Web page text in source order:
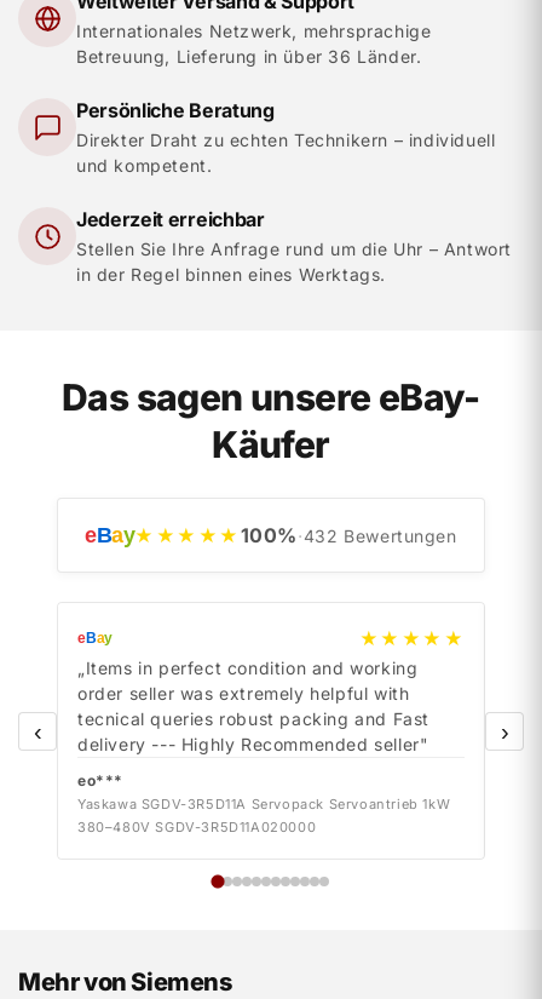
Internationales Netzwerk, mehrsprachige
Betreuung, Lieferung in über 36 Länder.
Persönliche Beratung
Direkter Draht zu echten Technikern – individuell
und kompetent.
Jederzeit erreichbar
Stellen Sie Ihre Anfrage rund um die Uhr – Antwort
in der Regel binnen eines Werktags.
Das sagen unsere eBay-
Käufer
eBay★★★★★ 100%·432 Bewertungen
‹
eBay ★★★★★
„Items in perfect condition and working
order seller was extremely helpful with
tecnical queries robust packing and Fast
delivery --- Highly Recommended seller"
eo***
Yaskawa SGDV-3R5D11A Servopack Servoantrieb 1kW
380–480V SGDV-3R5D11A020000
›
Mehr von Siemens